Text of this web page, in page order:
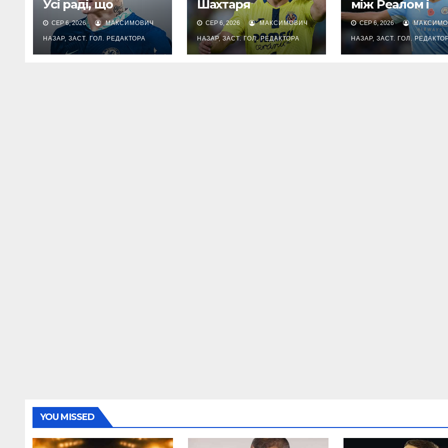
Усі раді, що
Мудрик
повернувся
СЕР 6, 2026 МАКСИМОВИЧ
НАЗАР, ЗАСТ. ГОЛ. РЕДАКТОРА
Шахтаря
цікавляться Вест
Гем та Фіорентина
СЕР 6, 2026 МАКСИМОВИЧ
НАЗАР, ЗАСТ. ГОЛ. РЕДАКТОРА
між Реалом і
Барселоною –
уже узгодив
контракт
СЕР 6, 2026
НАЗАР, ЗАСТ. ГОЛ.
YOU MISSED